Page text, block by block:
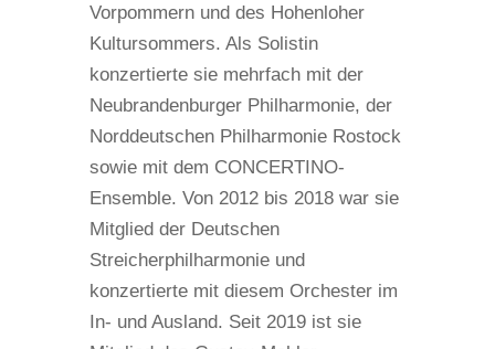
Vorpommern und des Hohenloher
Kultursommers. Als Solistin
konzertierte sie mehrfach mit der
Neubrandenburger Philharmonie, der
Norddeutschen Philharmonie Rostock
sowie mit dem CONCERTINO-
Ensemble. Von 2012 bis 2018 war sie
Mitglied der Deutschen
Streicherphilharmonie und
konzertierte mit diesem Orchester im
In- und Ausland. Seit 2019 ist sie